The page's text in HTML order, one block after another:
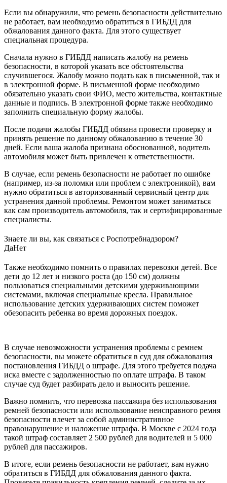
Если вы обнаружили, что ремень безопасности действительно
не работает, вам необходимо обратиться в ГИБДД для
обжалования данного факта. Для этого существует
специальная процедура.
Сначала нужно в ГИБДД написать жалобу на ремень
безопасности, в которой указать все обстоятельства
случившегося. Жалобу можно подать как в письменной, так и
в электронной форме. В письменной форме необходимо
обязательно указать свои ФИО, место жительства, контактные
данные и подпись. В электронной форме также необходимо
заполнить специальную форму жалобы.
После подачи жалобы ГИБДД обязана провести проверку и
принять решение по данному обжалованию в течение 30
дней. Если ваша жалоба признана обоснованной, водитель
автомобиля может быть привлечен к ответственности.
В случае, если ремень безопасности не работает по ошибке
(например, из-за поломки или проблем с электроникой), вам
нужно обратиться в авторизованный сервисный центр для
устранения данной проблемы. Ремонтом может заниматься
как сам производитель автомобиля, так и сертифицированные
специалисты.
Знаете ли вы, как связаться с Роспотребнадзором?
ДаНет
Также необходимо помнить о правилах перевозки детей. Все
дети до 12 лет и низкого роста (до 150 см) должны
пользоваться специальными детскими удерживающими
системами, включая специальные кресла. Правильное
использование детских удерживающих систем поможет
обезопасить ребенка во время дорожных поездок.
В случае невозможности устранения проблемы с ремнем
безопасности, вы можете обратиться в суд для обжалования
постановления ГИБДД о штрафе. Для этого требуется подача
иска вместе с задолженностью по оплате штрафа. В таком
случае суд будет разбирать дело и выносить решение.
Важно помнить, что перевозка пассажира без использования
ремней безопасности или использование неисправного ремня
безопасности влечет за собой административное
правонарушение и наложение штрафа. В Москве с 2024 года
такой штраф составляет 2 500 рублей для водителей и 5 000
рублей для пассажиров.
В итоге, если ремень безопасности не работает, вам нужно
обратиться в ГИБДД для обжалования данного факта.